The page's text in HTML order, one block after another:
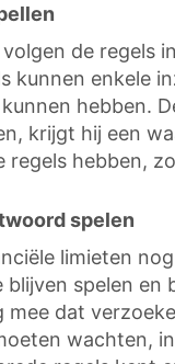
de regels
kunnen enkele
hebben.
krijgt hij een
regels hebben,
spelen
limieten
blijven spelen
mee dat
wachten,